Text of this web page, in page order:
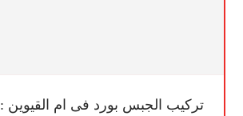
تركيب الجبس بورد فى ام القيوين : 0545681606